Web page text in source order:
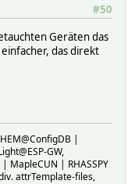
#50
Geräten das
das direkt
|
GW,
MapleCUN | RHASSPY
attrTemplate-files,